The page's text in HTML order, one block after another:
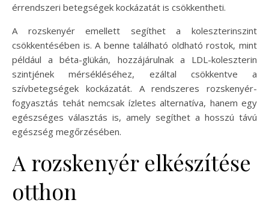
érrendszeri betegségek kockázatát is csökkentheti.
A rozskenyér emellett segíthet a koleszterinszint
csökkentésében is. A benne található oldható rostok, mint
például a béta-glükán, hozzájárulnak a LDL-koleszterin
szintjének mérsékléséhez, ezáltal csökkentve a
szívbetegségek kockázatát. A rendszeres rozskenyér-
fogyasztás tehát nemcsak ízletes alternatíva, hanem egy
egészséges választás is, amely segíthet a hosszú távú
egészség megőrzésében.
A rozskenyér elkészítése
otthon